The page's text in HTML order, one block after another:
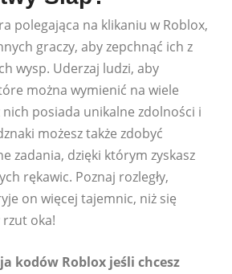
polegająca na klikaniu w Roblox,
graczy, aby zepchnąć ich z
wysp. Uderzaj ludzi, aby
można wymienić na wiele
nich posiada unikalne zdolności i
możesz także zdobyć
zadania, dzięki którym zyskasz
rękawic. Poznaj rozległy,
on więcej tajemnic, niż się
oka!
kodów Roblox jeśli chcesz